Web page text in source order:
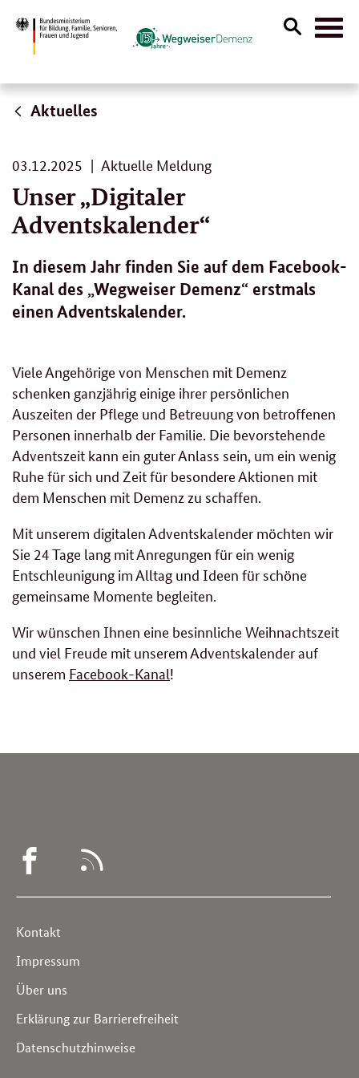
Suche
Aktuelles
Unser „Digitaler
Adventskalender“
03.12.2025 03.
12.
2025
Aktuelle Meldung
In diesem Jahr finden Sie auf dem Facebook-
Kanal des „Wegweiser Demenz“ erstmals
einen Adventskalender.
Viele Angehörige von Menschen mit Demenz
schenken ganzjährig einige ihrer persönlichen
Auszeiten der Pflege und Betreuung von betroffenen
Personen innerhalb der Familie. Die bevorstehende
Adventszeit kann ein guter Anlass sein, um ein wenig
Ruhe für sich und Zeit für besondere Aktionen mit
dem Menschen mit Demenz zu schaffen.
Mit unserem digitalen Adventskalender möchten wir
Sie 24 Tage lang mit Anregungen für ein wenig
Entschleunigung im Alltag und Ideen für schöne
gemeinsame Momente begleiten.
Wir wünschen Ihnen eine besinnliche Weihnachtszeit
und viel Freude mit unserem Adventskalender auf
unserem Facebook-Kanal!
WEGWEISER
Service
Navigation
Kontakt
Impressum
Über uns
Erklärung zur Barrierefreiheit
Datenschutzhinweise